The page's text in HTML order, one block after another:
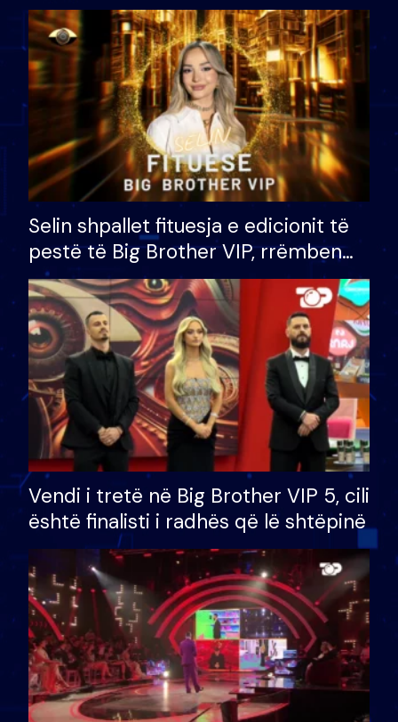
Selin shpallet fituesja e edicionit të
pestë të Big Brother VIP, rrëmben
çmimin e madh prej 100 mijë eurosh
Vendi i tretë në Big Brother VIP 5, cili
është finalisti i radhës që lë shtëpinë